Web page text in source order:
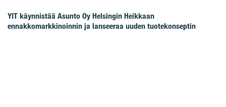
YIT käynnistää Asunto Oy Helsingin Heikkaan
ennakkomarkkinoinnin ja lanseeraa uuden tuotekonseptin